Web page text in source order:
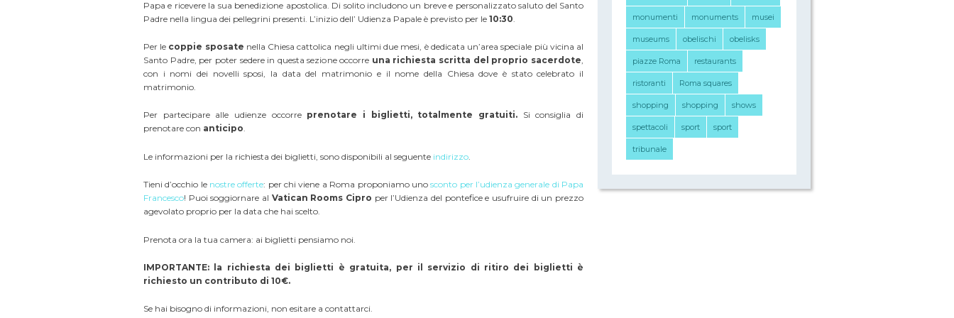
Papa e ricevere la sua benedizione apostolica. Di solito includono un breve e personalizzato saluto del Santo
Padre nella lingua dei pellegrini presenti. L’inizio dell’ Udienza Papale è previsto per le 10:30
Per le coppie sposate nella Chiesa cattolica negli ultimi due mesi, è dedicata un’area speciale più vicina al
Santo Padre, per poter sedere in questa sezione occorre una richiesta scritta del proprio sacerdote
con i nomi dei novelli sposi, la data del matrimonio e il nome della Chiesa dove è stato celebrato il
matrimonio.
Per partecipare alle udienze occorre prenotare i biglietti, totalmente gratuiti. Si consiglia di
prenotare con anticipo.
Le informazioni per la richiesta dei biglietti, sono disponibili al seguente indirizzo
Tieni d’occhio le nostre offerte: per chi viene a Roma proponiamo unosconto per l’udienza generale di Papa
Francesco! Puoi soggiornare al Vatican Rooms Cipro per l’Udienza del pontefice e usufruire di un prezzo
agevolato proprio per la data che hai scelto.
Prenota ora la tua camera: ai biglietti pensiamo noi.
IMPORTANTE: la richiesta dei biglietti è gratuita, per il servizio di ritiro dei biglietti è
richiesto un contributo di 10€.
Se hai bisogno di informazioni, non esitare a contattarci.
monumenti monuments musei
museums obelischi obelisks
piazze Roma restaurants
ristoranti Roma squares
shopping shopping shows
spettacoli sport sport
tribunale